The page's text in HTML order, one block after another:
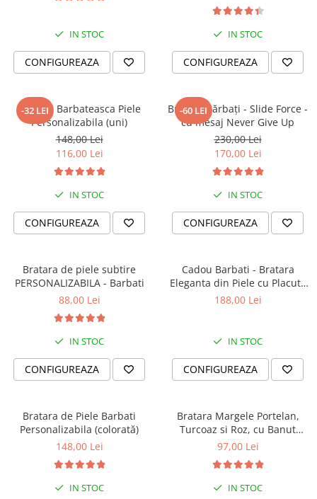
IN STOC
CONFIGUREAZA
IN STOC
CONFIGUREAZA
-32 LEI
Bratara Barbateasca Piele
Personalizabila (uni)
148,00 Lei
116,00 Lei
IN STOC
CONFIGUREAZA
-60 LEI
Brățară bărbați - Slide Force -
cu mesaj Never Give Up
230,00 Lei
170,00 Lei
IN STOC
CONFIGUREAZA
Bratara de piele subtire
PERSONALIZABILA - Barbati
88,00 Lei
IN STOC
CONFIGUREAZA
Cadou Barbati - Bratara
Eleganta din Piele cu Placuta
din Argint Personalizabila
188,00 Lei
IN STOC
CONFIGUREAZA
Bratara de Piele Barbati
Personalizabila (colorată)
148,00 Lei
IN STOC
Bratara Margele Portelan,
Turcoaz si Roz, cu Banut
Personalizat
97,00 Lei
IN STOC